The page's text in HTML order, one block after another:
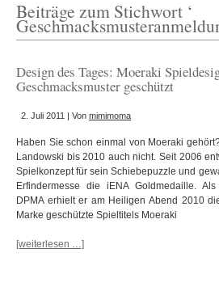
Beiträge zum Stichwort ‘
Design des Tages: Moeraki
Geschmacksmuster geschützt
2. Juli 2011 | Von mimimoma
Haben Sie schon einmal von Moeraki
Landowski bis 2010 auch nicht. Seit 2006
Spielkonzept für sein Schiebepuzzle und
Erfindermesse die iENA Goldmedaille. Als
DPMA erhielt er am Heiligen Abend 2010
Marke geschützte Spieltitels Moeraki
[weiterlesen …]